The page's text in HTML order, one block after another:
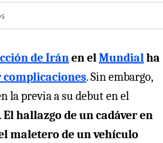
de Iránen elMundialha
. Sin embargo,
la previa a su debut en el
El hallazgo de un cadáver en
maletero de un vehículo